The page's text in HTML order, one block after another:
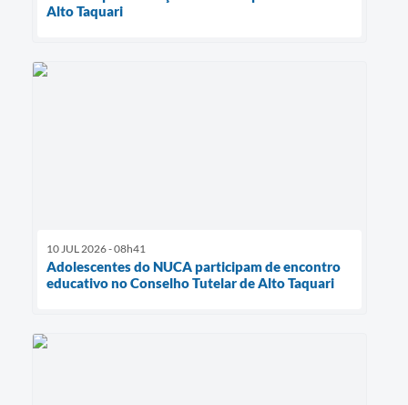
Alto Taquari
10 JUL 2026 - 08h41
Adolescentes do NUCA participam de encontro
educativo no Conselho Tutelar de Alto Taquari